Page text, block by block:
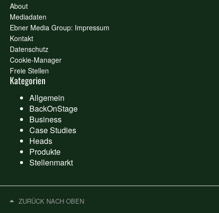
About
Mediadaten
Ebner Media Group: Impressum
Kontakt
Datenschutz
Cookie-Manager
Freie Stellen
Kategorien
Allgemein
BackOnStage
Business
Case Studies
Heads
Produkte
Stellenmarkt
ZURÜCK NACH OBEN